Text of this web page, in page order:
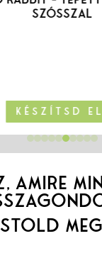
SZÓSSZAL
KÉSZÍTSD
AMIRE